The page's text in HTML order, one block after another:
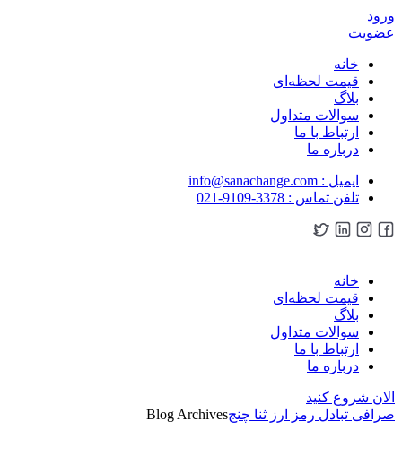
ورود
عضویت
خانه
قیمت لحظه‌ای
بلاگ
سوالات متداول
ارتباط با ما
درباره ما
ایمیل : info@sanachange.com
تلفن تماس : 3378-9109-021
خانه
قیمت لحظه‌ای
بلاگ
سوالات متداول
ارتباط با ما
درباره ما
الان شروع کنید
صرافی تبادل رمز ارز ثنا چنجBlog Archives